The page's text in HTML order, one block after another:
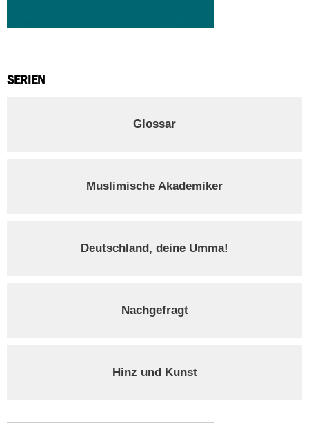
SERIEN
Glossar
Muslimische Akademiker
Deutschland, deine Umma!
Nachgefragt
Hinz und Kunst